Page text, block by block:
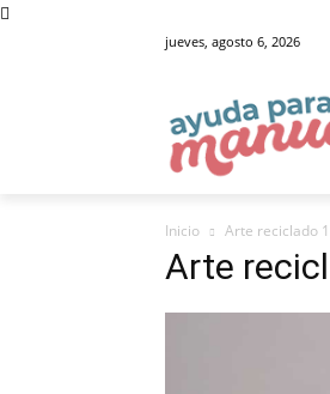
jueves, agosto 6, 2026
Inicio Arte reciclado 1
Arte